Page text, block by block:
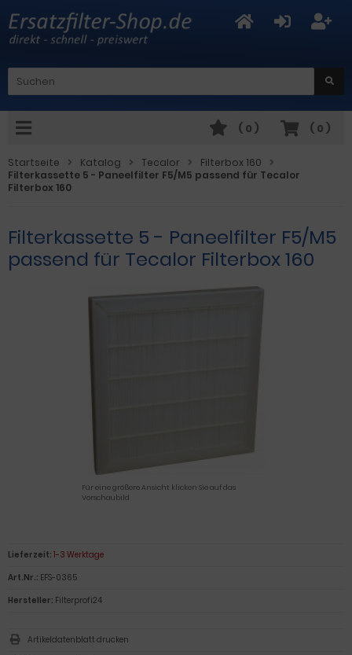
( 0 )
( 0 )
Startseite Katalog Tecalor
Filterbox 160
Filterkassette 5 - Paneelfilter F5/M5 passend für Tecalor
Filterbox 160
Filterkassette 5 - Paneelfilter F5/M5
passend für Tecalor Filterbox 160
Für eine größere Ansicht klicken Sie auf das
Vorschaubild
Lieferzeit: 1-3 Werktage
Art.Nr.: EFS-0365
Hersteller: Filterprofi24
Artikeldatenblatt drucken